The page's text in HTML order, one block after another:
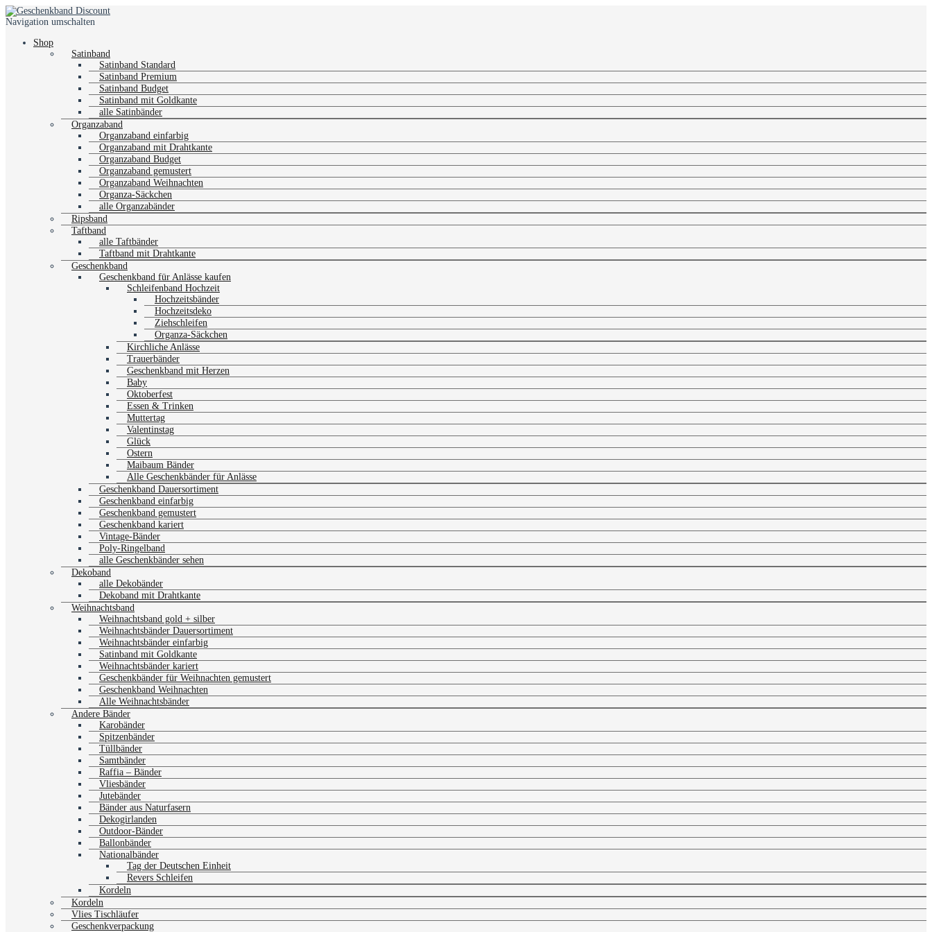
Navigation umschalten
Shop
Satinband
Satinband Standard
Satinband Premium
Satinband Budget
Satinband mit Goldkante
alle Satinbänder
Organzaband
Organzaband einfarbig
Organzaband mit Drahtkante
Organzaband Budget
Organzaband gemustert
Organzaband Weihnachten
Organza-Säckchen
alle Organzabänder
Ripsband
Taftband
alle Taftbänder
Taftband mit Drahtkante
Geschenkband
Geschenkband für Anlässe kaufen
Schleifenband Hochzeit
Hochzeitsbänder
Hochzeitsdeko
Ziehschleifen
Organza-Säckchen
Kirchliche Anlässe
Trauerbänder
Geschenkband mit Herzen
Baby
Oktoberfest
Essen & Trinken
Muttertag
Valentinstag
Glück
Ostern
Maibaum Bänder
Alle Geschenkbänder für Anlässe
Geschenkband Dauersortiment
Geschenkband einfarbig
Geschenkband gemustert
Geschenkband kariert
Vintage-Bänder
Poly-Ringelband
alle Geschenkbänder sehen
Dekoband
alle Dekobänder
Dekoband mit Drahtkante
Weihnachtsband
Weihnachtsband gold + silber
Weihnachtsbänder Dauersortiment
Weihnachtsbänder einfarbig
Satinband mit Goldkante
Weihnachtsbänder kariert
Geschenkbänder für Weihnachten gemustert
Geschenkband Weihnachten
Alle Weihnachtsbänder
Andere Bänder
Karobänder
Spitzenbänder
Tüllbänder
Samtbänder
Raffia – Bänder
Vliesbänder
Jutebänder
Bänder aus Naturfasern
Dekogirlanden
Outdoor-Bänder
Ballonbänder
Nationalbänder
Tag der Deutschen Einheit
Revers Schleifen
Kordeln
Kordeln
Vlies Tischläufer
Geschenkverpackung